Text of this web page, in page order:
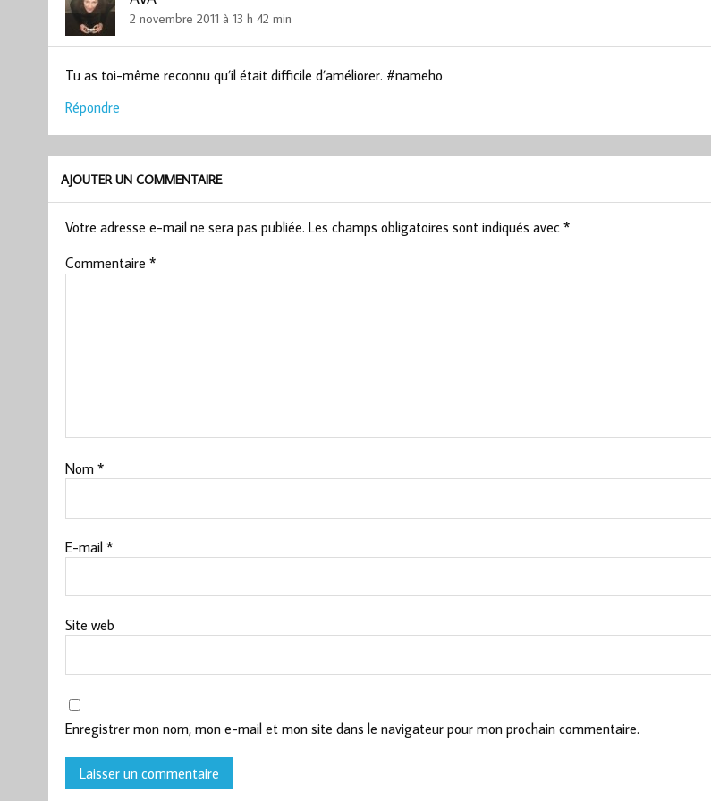
2 novembre 2011 à 13 h 42 min
Tu as toi-même reconnu qu’il était difficile d’améliorer. #nameho
Répondre
AJOUTER UN COMMENTAIRE
Votre adresse e-mail ne sera pas publiée. Les champs obligatoires sont indiqués avec *
Commentaire *
Nom *
E-mail *
Site web
Enregistrer mon nom, mon e-mail et mon site dans le navigateur pour mon prochain commentaire.